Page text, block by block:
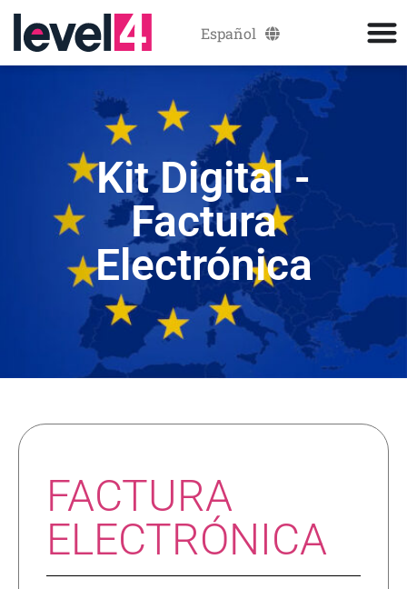
Español
Català
Kit Digital -
Factura
Electrónica
FACTURA
ELECTRÓNICA